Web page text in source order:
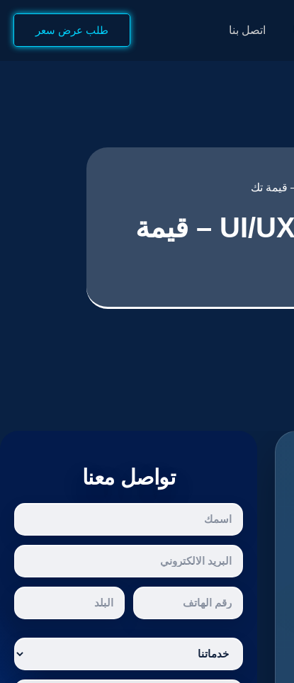
اتصل بنا طلب عرض سعر
أفضل شركة تصميم واجهات تطبيقات الجوال UI/UX – قيمة
تواصل معنا